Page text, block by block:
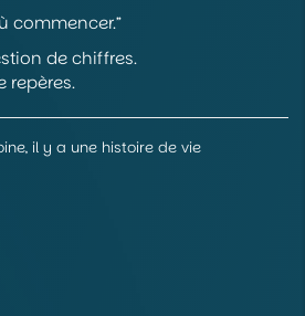
commencer.”
de chiffres.
repères.
il y a une histoire de vie